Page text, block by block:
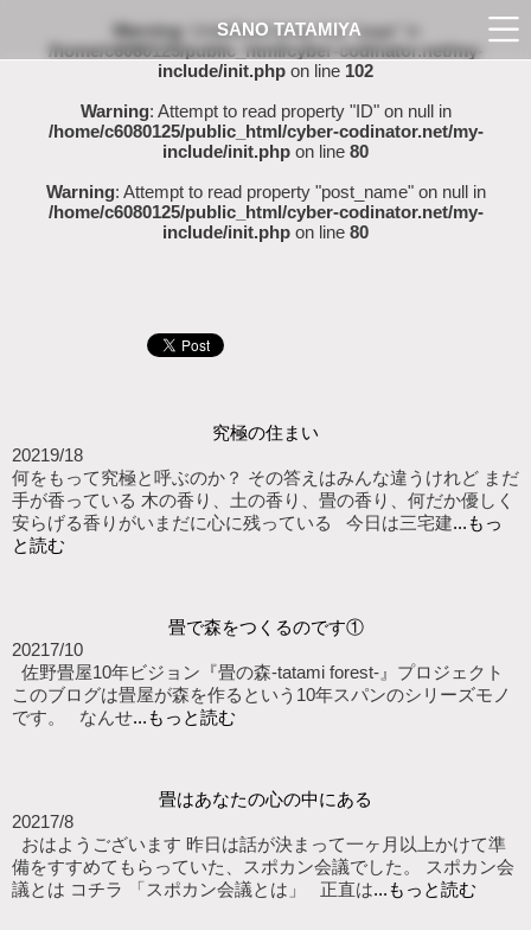
Warning: Undefined array key "page" in
/home/c6080125/public_html/cyber-codinator.net/my-
include/init.php on line 102
Warning: Attempt to read property "ID" on null in
/home/c6080125/public_html/cyber-codinator.net/my-
include/init.php on line 80
Warning: Attempt to read property "post_name" on null in
/home/c6080125/public_html/cyber-codinator.net/my-
include/init.php on line 80
究極の住まい
20219/18
何をもって究極と呼ぶのか？ その答えはみんな違うけれど まだ
手が香っている 木の香り、土の香り、畳の香り、何だか優しく
安らげる香りがいまだに心に残っている 今日は三宅建...もっ
と読む
畳で森をつくるのです①
20217/10
佐野畳屋10年ビジョン『畳の森-tatami forest-』プロジェクト
このブログは畳屋が森を作るという10年スパンのシリーズモノ
です。 なんせ...もっと読む
畳はあなたの心の中にある
20217/8
おはようございます 昨日は話が決まって一ヶ月以上かけて準
備をすすめてもらっていた、スポカン会議でした。 スポカン会
議とは コチラ 「スポカン会議とは」 正直は...もっと読む
SANO TATAMIYA